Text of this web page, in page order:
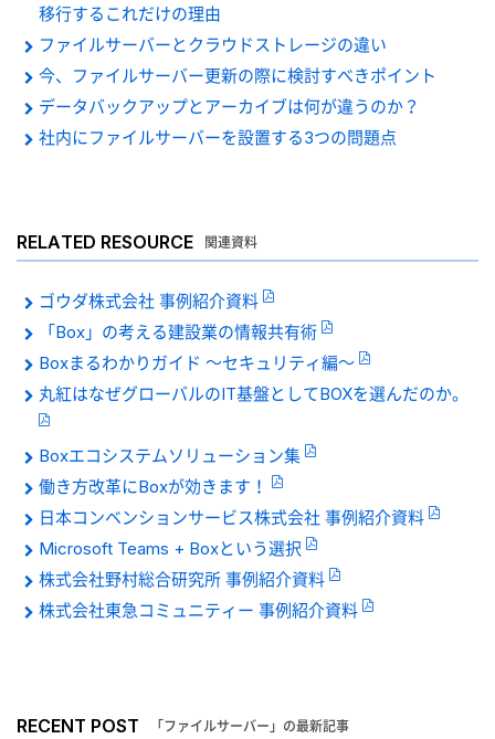
移行するこれだけの理由
ファイルサーバーとクラウドストレージの違い
今、ファイルサーバー更新の際に検討すべきポイント
データバックアップとアーカイブは何が違うのか？
社内にファイルサーバーを設置する3つの問題点
RELATED RESOURCE 関連資料
ゴウダ株式会社 事例紹介資料
「Box」の考える建設業の情報共有術
Boxまるわかりガイド 〜セキュリティ編〜
丸紅はなぜグローバルのIT基盤としてBOXを選んだのか。
Boxエコシステムソリューション集
働き方改革にBoxが効きます！
日本コンベンションサービス株式会社 事例紹介資料
Microsoft Teams + Boxという選択
株式会社野村総合研究所 事例紹介資料
株式会社東急コミュニティー 事例紹介資料
RECENT POST 「ファイルサーバー」の最新記事